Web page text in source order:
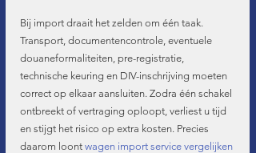
Bij import draait het zelden om één taak.
Transport, documentencontrole, eventuele
douaneformaliteiten, pre-registratie,
technische keuring en DIV-inschrijving moeten
correct op elkaar aansluiten. Zodra één schakel
ontbreekt of vertraging oploopt, verliest u tijd
en stijgt het risico op extra kosten. Precies
daarom loont wagen import service vergelijken